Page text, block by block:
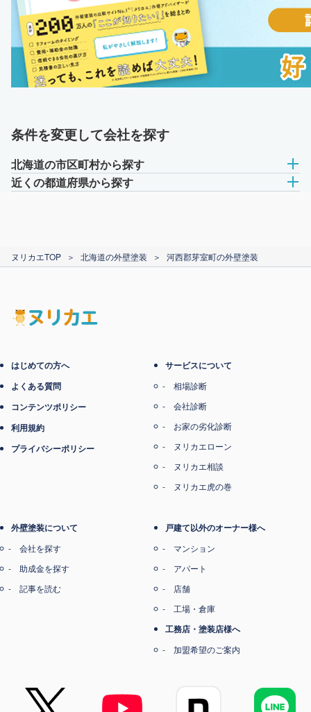
条件を変更して会社を探す
北海道の市区町村から探す
近くの都道府県から探す
ヌリカエTOP ＞ 北海道の外壁塗装 ＞ 河西郡芽室町の外壁塗装
はじめての方へ
よくある質問
コンテンツポリシー
利用規約
プライバシーポリシー
サービスについて
相場診断
会社診断
お家の劣化診断
ヌリカエローン
ヌリカエ相談
ヌリカエ虎の巻
外壁塗装について
会社を探す
助成金を探す
記事を読む
戸建て以外のオーナー様へ
マンション
アパート
店舗
工場・倉庫
工務店・塗装店様へ
加盟希望のご案内